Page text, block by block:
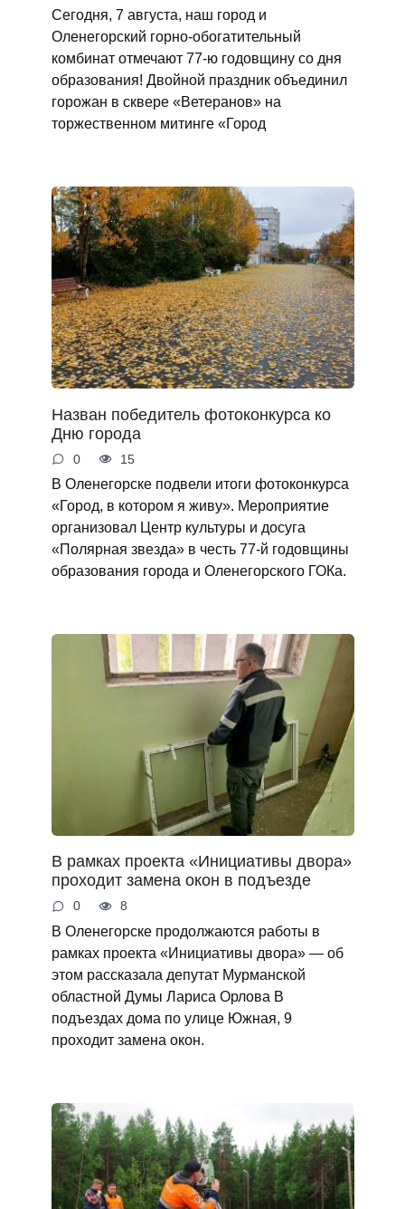
Сегодня, 7 августа, наш город и
Оленегорский горно‑обогатительный
комбинат отмечают 77‑ю годовщину со дня
образования! Двойной праздник объединил
горожан в сквере «Ветеранов» на
торжественном митинге «Город
Назван победитель фотоконкурса ко
Дню города
0 15
В Оленегорске подвели итоги фотоконкурса
«Город, в котором я живу». Мероприятие
организовал Центр культуры и досуга
«Полярная звезда» в честь 77-й годовщины
образования города и Оленегорского ГОКа.
В рамках проекта «Инициативы двора»
проходит замена окон в подъезде
0 8
В Оленегорске продолжаются работы в
рамках проекта «Инициативы двора» — об
этом рассказала депутат Мурманской
областной Думы Лариса Орлова В
подъездах дома по улице Южная, 9
проходит замена окон.